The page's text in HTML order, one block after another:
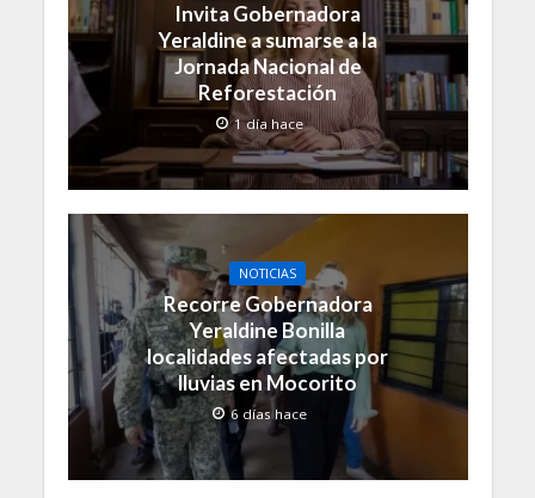
Invita Gobernadora
Yeraldine a sumarse a la
Jornada Nacional de
Reforestación
1 día hace
NOTICIAS
Recorre Gobernadora
Yeraldine Bonilla
localidades afectadas por
lluvias en Mocorito
6 días hace